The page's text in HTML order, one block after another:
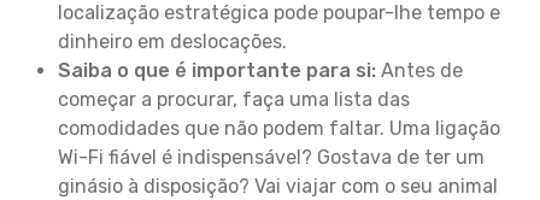
localização estratégica pode poupar-lhe tempo e
dinheiro em deslocações.
Saiba o que é importante para si: Antes de
começar a procurar, faça uma lista das
comodidades que não podem faltar. Uma ligação
Wi-Fi fiável é indispensável? Gostava de ter um
ginásio à disposição? Vai viajar com o seu animal